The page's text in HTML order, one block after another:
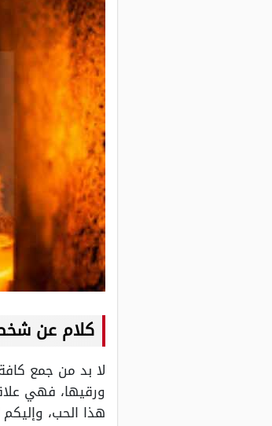
كلام عن
لا بد من جمع
ورقيها، فهي
هذا الحب،